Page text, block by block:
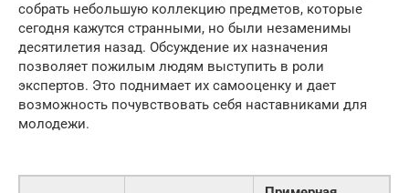
собрать небольшую коллекцию предметов, которые
сегодня кажутся странными, но были незаменимы
десятилетия назад. Обсуждение их назначения
позволяет пожилым людям выступить в роли
экспертов. Это поднимает их самооценку и дает
возможность почувствовать себя наставниками для
молодежи.